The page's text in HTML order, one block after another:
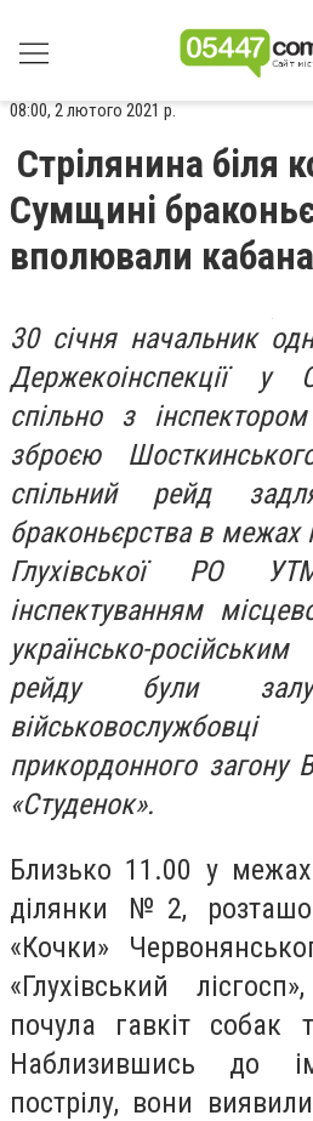
08:00, 2 лютого 2021 р.
Стрілянина біля
Сумщині
вполювали кабана
30 cічня начальник
Держекоінспекції у
спільно з
зброєю
спільний рейд
браконьєрства в межах
Глухівської РО
інспектуванням
українсько-
рейду були
прикордонного загону
«Студенок».
Близько 11.00 у межах
ділянки №2,
«Кочки»
«Глухівський
почула гавкіт собак
Наблизившись до
пострілу, вони